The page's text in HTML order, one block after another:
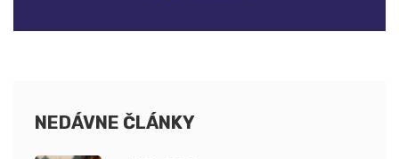
NEDÁVNE ČLÁNKY